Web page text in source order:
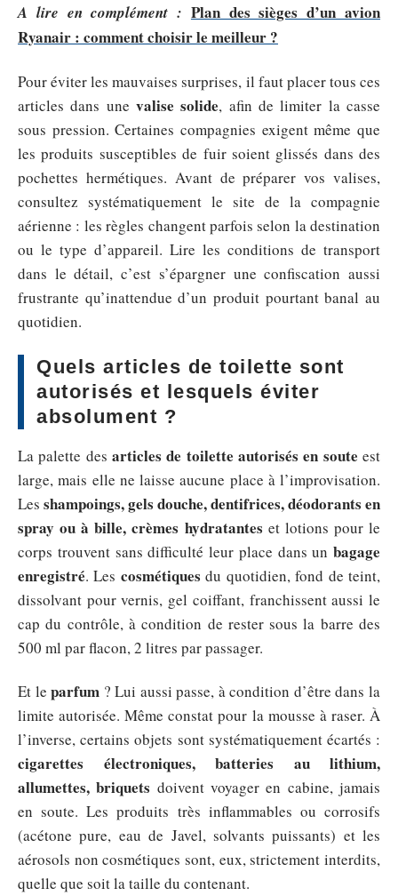
A lire en complément : Plan des sièges d’un avion
Ryanair : comment choisir le meilleur ?
Pour éviter les mauvaises surprises, il faut placer tous ces
articles dans une valise solide, afin de limiter la casse
sous pression. Certaines compagnies exigent même que
les produits susceptibles de fuir soient glissés dans des
pochettes hermétiques. Avant de préparer vos valises,
consultez systématiquement le site de la compagnie
aérienne : les règles changent parfois selon la destination
ou le type d’appareil. Lire les conditions de transport
dans le détail, c’est s’épargner une confiscation aussi
frustrante qu’inattendue d’un produit pourtant banal au
quotidien.
Quels articles de toilette sont
autorisés et lesquels éviter
absolument ?
La palette des articles de toilette autorisés en soute est
large, mais elle ne laisse aucune place à l’improvisation.
Les shampoings, gels douche, dentifrices, déodorants en
spray ou à bille, crèmes hydratantes et lotions pour le
corps trouvent sans difficulté leur place dans un bagage
enregistré. Les cosmétiques du quotidien, fond de teint,
dissolvant pour vernis, gel coiffant, franchissent aussi le
cap du contrôle, à condition de rester sous la barre des
500 ml par flacon, 2 litres par passager.
Et leparfum ? Lui aussi passe, à condition d’être dans la
limite autorisée. Même constat pour la mousse à raser. À
l’inverse, certains objets sont systématiquement écartés :
cigarettes électroniques, batteries au lithium,
allumettes, briquets doivent voyager en cabine, jamais
en soute. Les produits très inflammables ou corrosifs
(acétone pure, eau de Javel, solvants puissants) et les
aérosols non cosmétiques sont, eux, strictement interdits,
quelle que soit la taille du contenant.